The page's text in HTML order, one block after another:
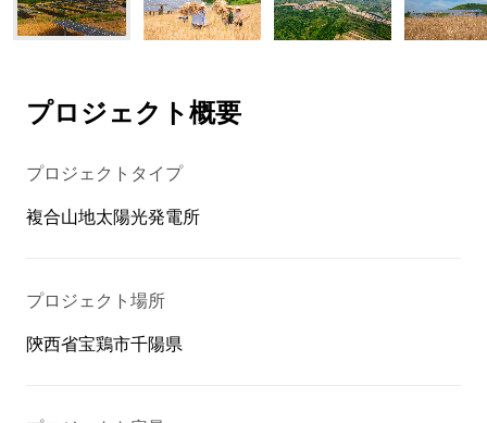
プロジェクト概要
プロジェクトタイプ
複合山地太陽光発電所
プロジェクト場所
陝西省宝鶏市千陽県